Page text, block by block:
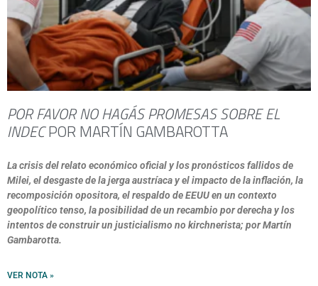
POR FAVOR NO HAGÁS PROMESAS SOBRE EL
INDECPOR MARTÍN GAMBAROTTA
La crisis del relato económico oficial y los pronósticos fallidos de
Milei, el desgaste de la jerga austríaca y el impacto de la inflación, la
recomposición opositora, el respaldo de EEUU en un contexto
geopolítico tenso, la posibilidad de un recambio por derecha y los
intentos de construir un justicialismo no kirchnerista; por Martín
Gambarotta.
VER NOTA »